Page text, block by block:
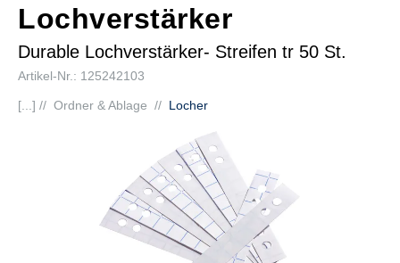
Lochverstärker
Durable Lochverstärker- Streifen tr 50 St.
Artikel-Nr.: 125242103
[...] // Ordner & Ablage // Locher